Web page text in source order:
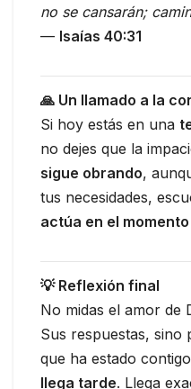
no se cansarán;
— Isaías 40:31
🙏 Un llamado a la
Si hoy estás en una
no dejes que la
sigue obrando,
tus necesidades,
actúa en el
💡 Reflexión final
No midas el amor de
Sus respuestas, sino
que ha estado
llega tarde. Llega